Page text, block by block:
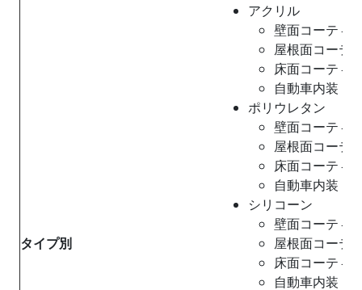
タイプ別
アクリル
壁面コーティ
屋根面コーテ
床面コーティ
自動車内装
ポリウレタン
壁面コーティ
屋根面コーテ
床面コーティ
自動車内装
シリコーン
壁面コーティ
屋根面コーテ
床面コーティ
自動車内装